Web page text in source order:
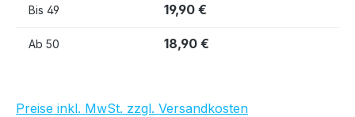
Bis 49 19,90 €
Ab 50 18,90 €
Preise inkl. MwSt. zzgl. Versandkosten